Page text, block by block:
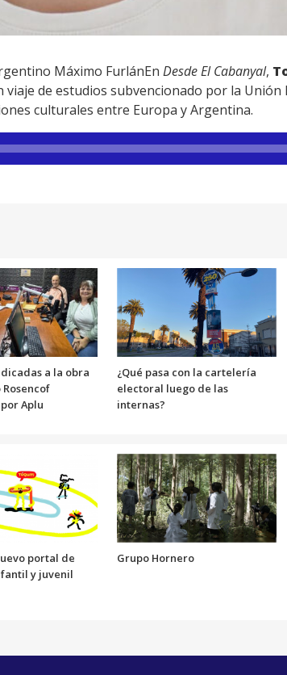
Máximo FurlánEn Desde El Cabanyal,
viaje de estudios subvencionado por la
culturales entre Europa y Argentina.
a la obra
Aplu
¿Qué pasa con la cartelería
electoral luego de las
internas?
portal de
y juvenil
Grupo Hornero